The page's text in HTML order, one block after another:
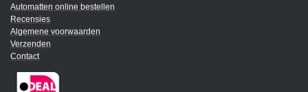
Automatten online bestellen
Recensies
Algemene voorwaarden
Verzenden
Contact